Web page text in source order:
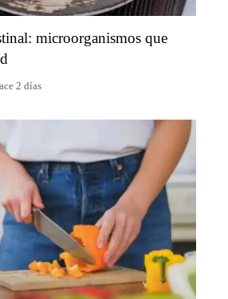
microorganismos que
2 días